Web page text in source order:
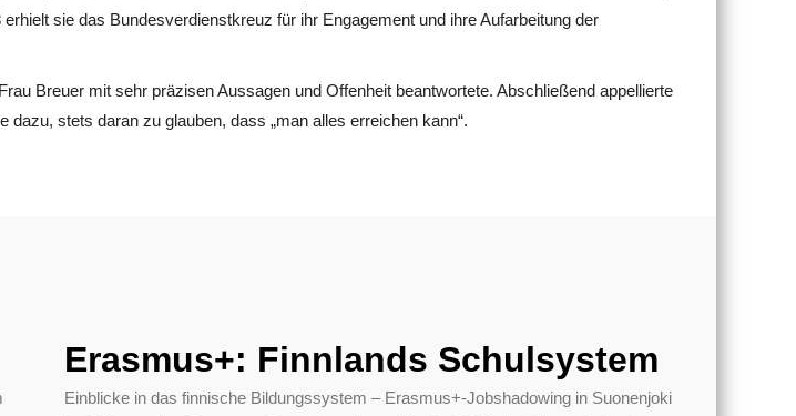
sie das Bundesverdienstkreuz für ihr Engagement und ihre Aufarbeitung der
Breuer mit sehr präzisen Aussagen und Offenheit beantwortete. Abschließend appellierte
stets daran zu glauben, dass „man alles erreichen kann“.
Erasmus+: Finnlands Schulsystem
Einblicke in das finnische Bildungssystem – Erasmus+-Jobshadowing in Suonenjoki